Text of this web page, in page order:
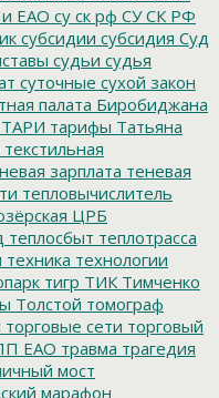
и ЕАО су ск рф СУ СК РФ
субсидии субсидия Суд
судьи судья
суточные сухой закон
палата Биробиджана
ТАРИ тарифы Татьяна
текстильная
зарплата теневая
тепловычислитель
ЦРБ
теплосбыт теплотрасса
техника технологии
тигр ТИК Тимченко
Толстой томограф
торговые сети торговый
ЕАО травма трагедия
мост
марафон